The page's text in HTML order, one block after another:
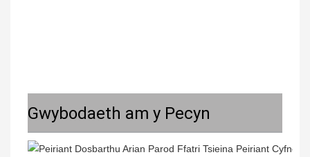
Gwybodaeth am y Pecyn